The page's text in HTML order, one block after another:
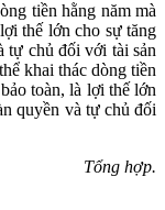
tiền hằng năm mà
thế lớn cho sự tăng
tự chủ đối với tài sản
khai thác dòng tiền
toàn, là lợi thế lớn
quyền và tự chủ đối
Tổng hợp.